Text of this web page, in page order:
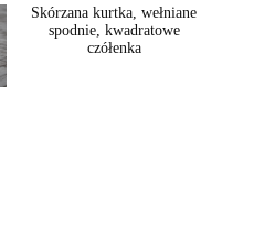
Skórzana kurtka, wełniane
spodnie, kwadratowe
czółenka